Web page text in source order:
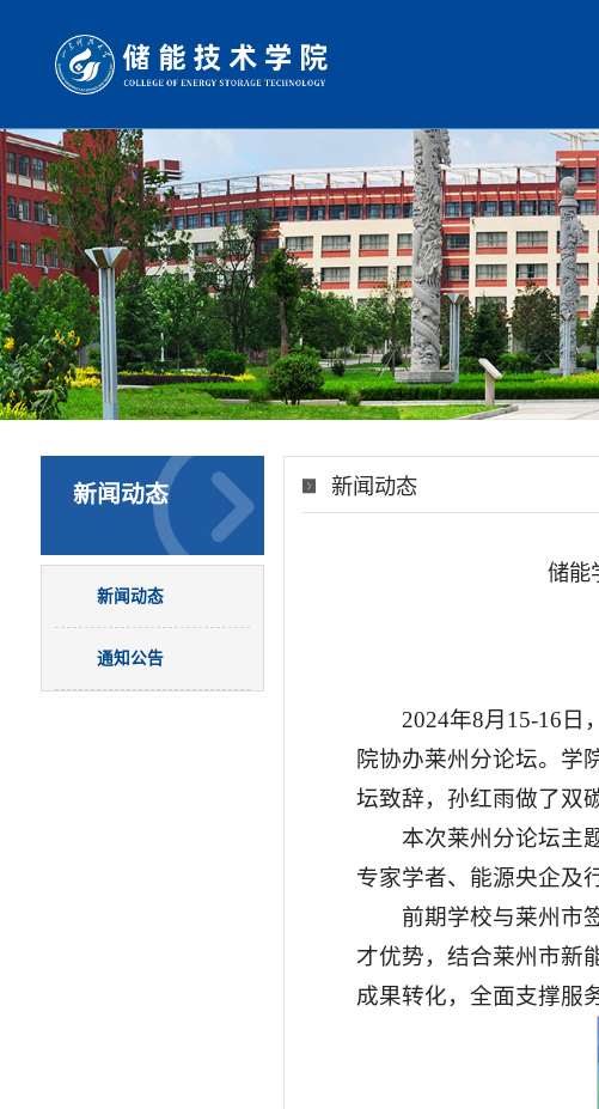
新闻动态
新闻动态
通知公告
新闻动态
储能
2024年8月15-16日
院协办莱州分论坛。学
坛致辞，孙红雨做了双
本次莱州分论坛主
专家学者、能源央企及
前期学校与莱州市
才优势，结合莱州市新
成果转化，全面支撑服